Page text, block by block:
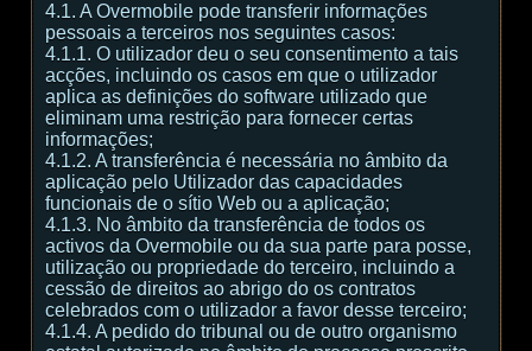
4.1. A Overmobile pode transferir informações
pessoais a terceiros nos seguintes casos:
4.1.1. O utilizador deu o seu consentimento a tais
acções, incluindo os casos em que o utilizador
aplica as definições do software utilizado que
eliminam uma restrição para fornecer certas
informações;
4.1.2. A transferência é necessária no âmbito da
aplicação pelo Utilizador das capacidades
funcionais de o sítio Web ou a aplicação;
4.1.3. No âmbito da transferência de todos os
activos da Overmobile ou da sua parte para posse,
utilização ou propriedade do terceiro, incluindo a
cessão de direitos ao abrigo do os contratos
celebrados com o utilizador a favor desse terceiro;
4.1.4. A pedido do tribunal ou de outro organismo